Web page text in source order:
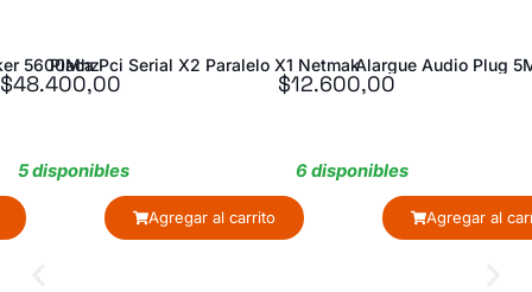
5600Mhz
Placa Pci Serial X2 Paralelo X1 Netmak
$48.400,00
5 disponibles
Agregar al carrito
Alargue Audio Plug
$12.600,00
6 disponibles
Agregar al